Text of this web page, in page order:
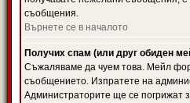
съобщения.
Върнете се в началото
Получих спам (или друг обиден
Съжаляваме да чуем това. Мейл
съобщението. Изпратете на
Администраторите ще се погрижат